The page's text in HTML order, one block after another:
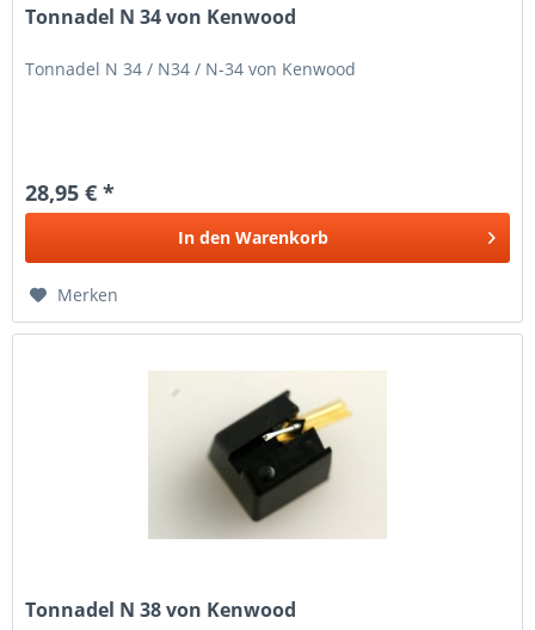
Tonnadel N 34 von Kenwood
Tonnadel N 34 / N34 / N-34 von Kenwood
28,95 € *
In den Warenkorb
Merken
Tonnadel N 38 von Kenwood